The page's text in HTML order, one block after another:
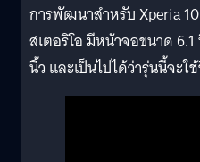
การพัฒนาสำหรับ Xperia
สเตอริโอ มีหน้าจอขนาด
นิ้ว และเป็นไปได้ว่ารุ่นนี้จะ